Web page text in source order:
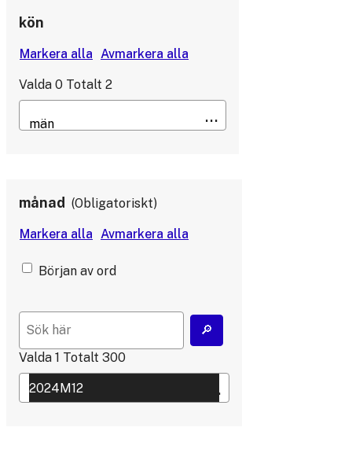
kön
Valda 0 Totalt 2
månad Obligatoriskt
Början av ord
Valda 1 Totalt 300